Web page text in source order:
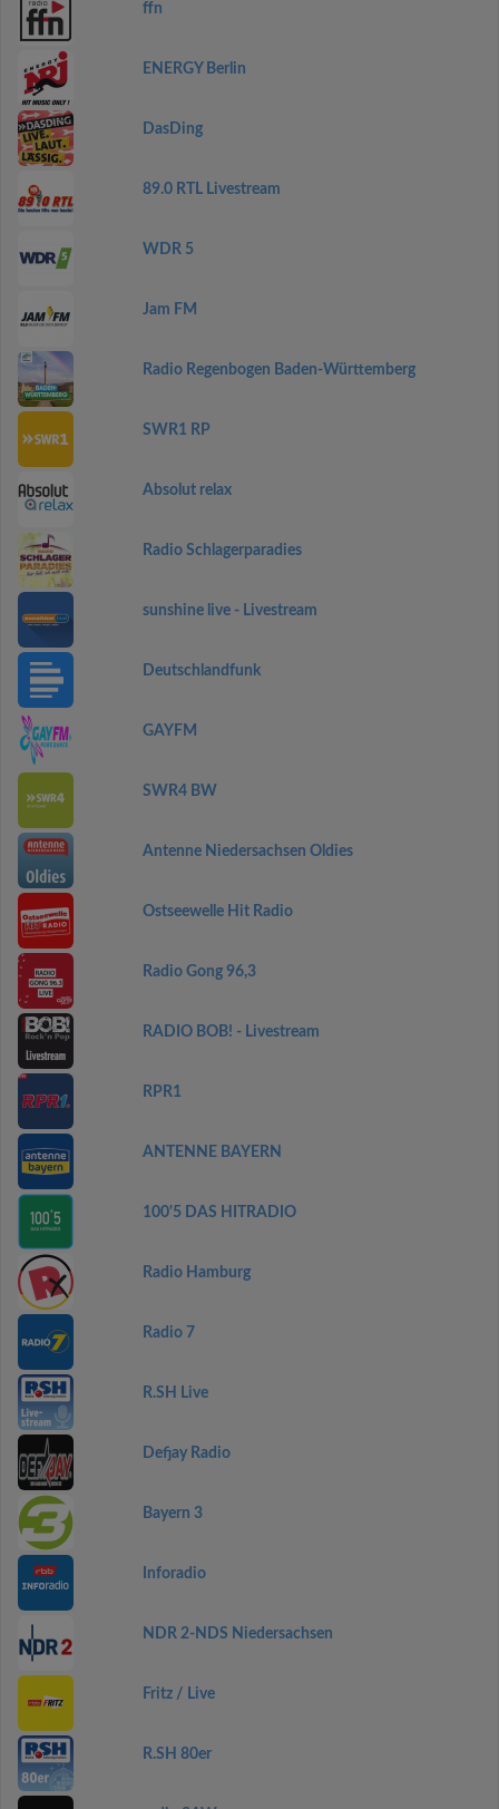
ffn
ENERGY Berlin
DasDing
89.0 RTL Livestream
WDR 5
Jam FM
Radio Regenbogen Baden-Württemberg
SWR1 RP
Absolut relax
Radio Schlagerparadies
sunshine live - Livestream
Deutschlandfunk
GAYFM
SWR4 BW
Antenne Niedersachsen Oldies
Ostseewelle Hit Radio
Radio Gong 96,3
RADIO BOB! - Livestream
RPR1
ANTENNE BAYERN
100'5 DAS HITRADIO
Radio Hamburg
Radio 7
R.SH Live
Defjay Radio
Bayern 3
Inforadio
NDR 2-NDS Niedersachsen
Fritz / Live
R.SH 80er